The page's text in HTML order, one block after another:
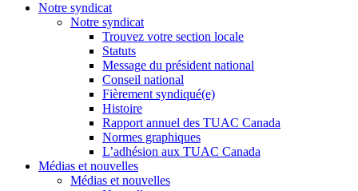
Notre syndicat
Notre syndicat
Trouvez votre section locale
Statuts
Message du président national
Conseil national
Fièrement syndiqué(e)
Histoire
Rapport annuel des TUAC Canada
Normes graphiques
L’adhésion aux TUAC Canada
Médias et nouvelles
Médias et nouvelles